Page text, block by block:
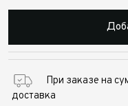
При заказе на
доставка